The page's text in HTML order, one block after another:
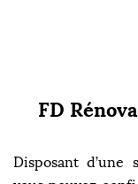
FD
Disposant d’une